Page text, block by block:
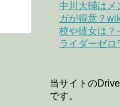
中川大輔はメ
ガが得意？
校や彼女は？
ライダーゼロ
当サイトの
です。